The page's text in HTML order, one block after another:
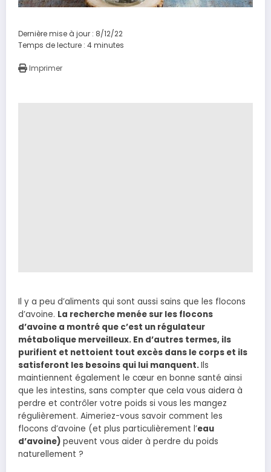
Dernière mise à jour : 8/12/22
Temps de lecture : 4minutes
Imprimer
Il y a peu d’aliments qui sont aussi sains que les flocons
d’avoine. La recherche menée sur les flocons
d’avoine a montré que c’est un régulateur
métabolique merveilleux. En d’autres termes, ils
purifient et nettoient tout excès dans le corps et ils
satisferont les besoins qui lui manquent.Ils
maintiennent également le cœur en bonne santé ainsi
que les intestins, sans compter que cela vous aidera à
perdre et contrôler votre poids si vous les mangez
régulièrement. Aimeriez-vous savoir comment les
flocons d’avoine (et plus particulièrement l’eau
d’avoine) peuvent vous aider à perdre du poids
naturellement ?